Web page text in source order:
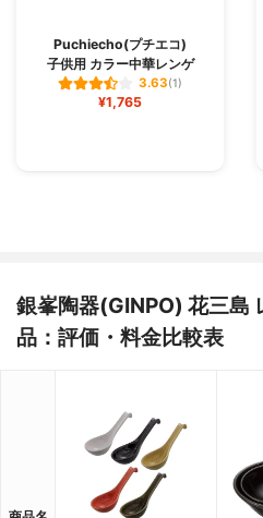
Puchiecho(プチエコ)
子供用 カラー中華レンゲ
3.63(1)
¥1,765
銀峯陶器(GINPO) 花三島
品：評価・料金比較表